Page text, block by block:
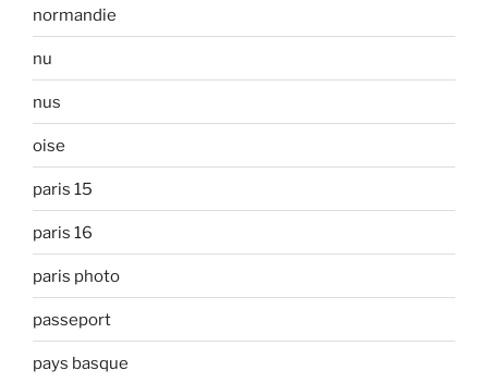
normandie
nu
nus
oise
paris 15
paris 16
paris photo
passeport
pays basque